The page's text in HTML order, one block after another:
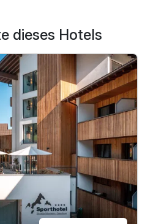
dieses Hotels